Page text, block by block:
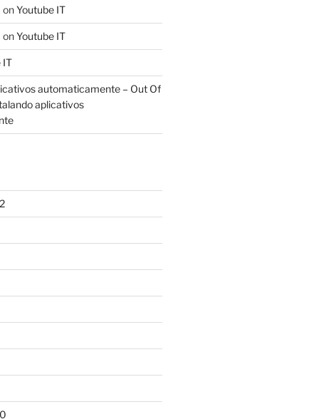
onYoutube IT
onYoutube IT
IT
automaticamente – Out Of
aplicativos